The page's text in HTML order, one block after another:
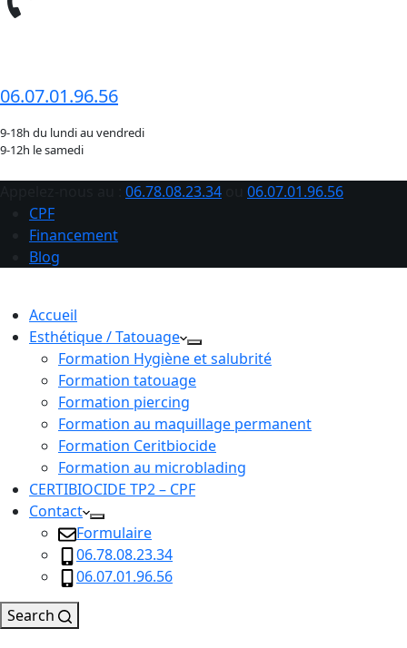
06.07.01.96.56
9-18h du lundi au vendredi
9-12h le samedi
06.78.08.23.34
06.07.01.96.56
CPF
Financement
Blog
Accueil
Esthétique / Tatouage
Formation Hygiène et salubrité
Formation tatouage
Formation piercing
Formation au maquillage permanent
Formation Ceritbiocide
Formation au microblading
CERTIBIOCIDE TP2 – CPF
Contact
Formulaire
06.78.08.23.34
06.07.01.96.56
Search